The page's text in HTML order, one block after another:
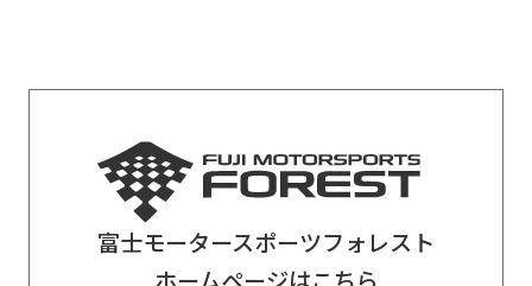
富士モータースポーツフォレスト